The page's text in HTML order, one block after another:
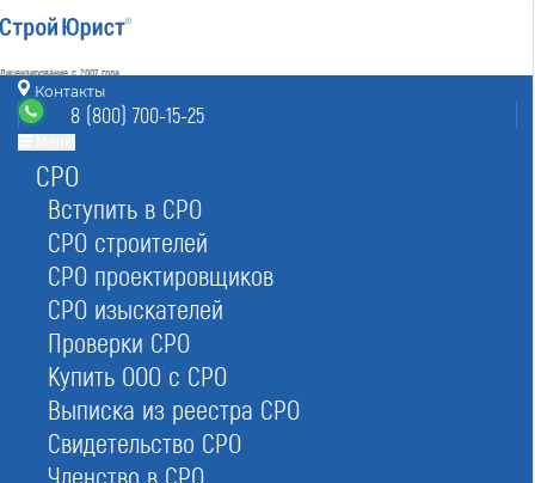
Лицензирование с 2007 года
4.93
Наш рейтинг
80отзывов
режим работы
без выходных 7:00-20:00
8 (800) 700-15-25
Звонок бесплатный
Контакты
8 (800) 700-15-25
СРО
Вступить в СРО
СРО строителей
СРО проектировщиков
СРО изыскателей
Проверки СРО
Купить ООО с СРО
Выписка из реестра СРО
Свидетельство СРО
Членство в СРО
Реестр СРО Изыскателей